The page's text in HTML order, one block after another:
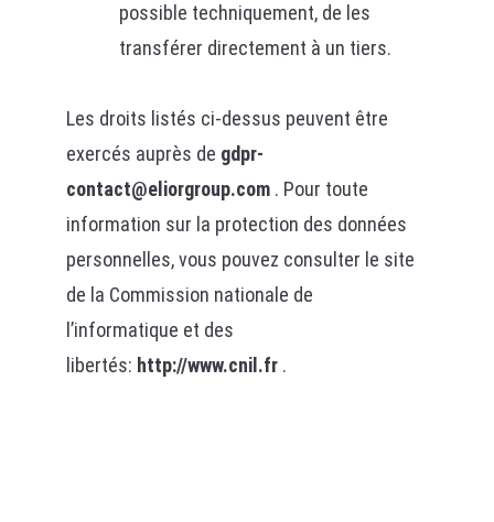
possible techniquement, de les
transférer directement à un tiers.
Les droits listés ci-dessus peuvent être
exercés auprès de gdpr-
contact@eliorgroup.com . Pour toute
information sur la protection des données
personnelles, vous pouvez consulter le site
de la Commission nationale de
l’informatique et des
libertés: http://www.cnil.fr .